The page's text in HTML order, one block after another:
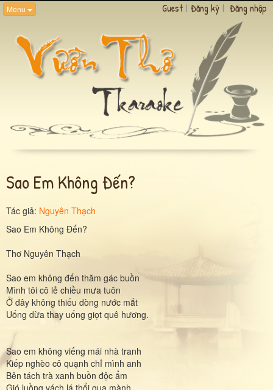
Menu Guest | Đăng ký | Đăng nhập
Sao Em Không Đến?
Tác giả: Nguyên Thạch
Sao Em Không Đến?
Thơ Nguyên Thạch
Sao em không đến thăm gác buồn
Mình tôi cô lẻ chiều mưa tuôn
Ở đây không thiếu dòng nước mắt
Uống dừa thay uống giọt quê hương.
Sao em không viếng mái nhà tranh
Kiếp nghèo cô quạnh chỉ mình anh
Bên tách trà xanh buồn độc ẩm
Gió luồng vách lá thổi qua mành.